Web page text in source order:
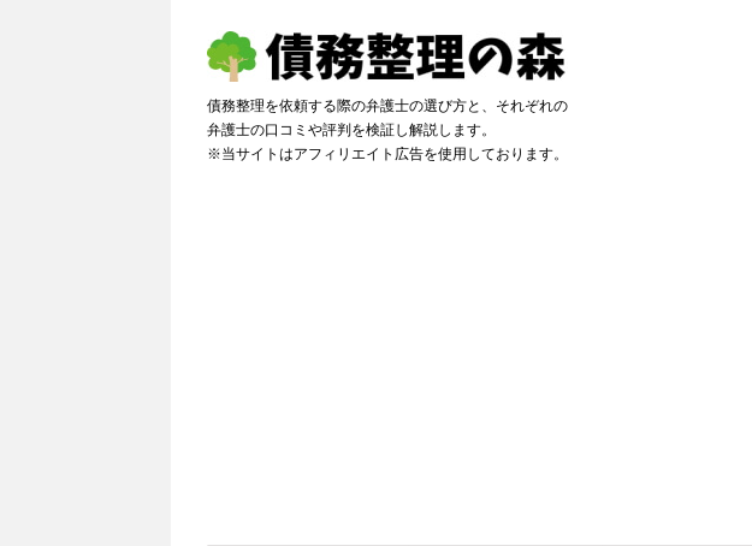
債務整理を依頼する際の弁護士の選び方と、それぞれの
弁護士の口コミや評判を検証し解説します。
※当サイトはアフィリエイト広告を使用しております。